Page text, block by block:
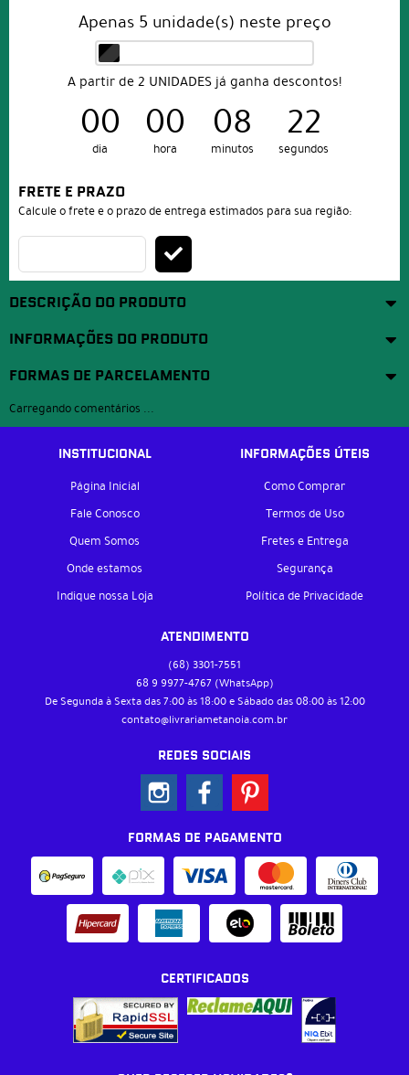
Apenas 5 unidade(s) neste preço
A partir de 2 UNIDADES já ganha descontos!
00
dia
00
hora
08
minutos
22
segundos
FRETE E PRAZO
Calcule o frete e o prazo de entrega estimados para sua região:
DESCRIÇÃO DO PRODUTO
INFORMAÇÕES DO PRODUTO
FORMAS DE PARCELAMENTO
Carregando comentários ...
INSTITUCIONAL
Página Inicial
Fale Conosco
Quem Somos
Onde estamos
Indique nossa Loja
INFORMAÇÕES ÚTEIS
Como Comprar
Termos de Uso
Fretes e Entrega
Segurança
Política de Privacidade
ATENDIMENTO
(68) 3301-7551
68 9 9977-4767 (WhatsApp)
De Segunda à Sexta das 7:00 às 18:00 e Sábado das 08:00 às 12:00
contato@livrariametanoia.com.br
REDES SOCIAIS
FORMAS DE PAGAMENTO
CERTIFICADOS